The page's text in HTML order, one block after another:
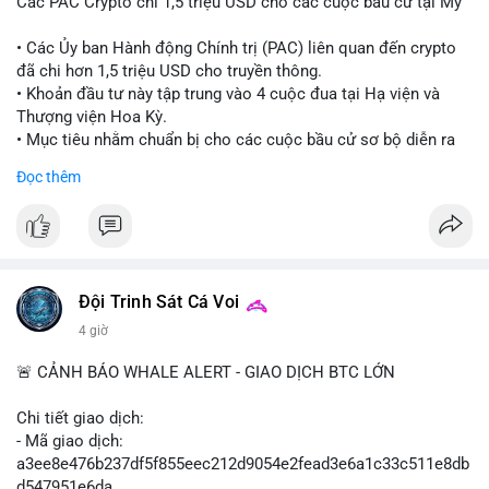
• Các Ủy ban Hành động Chính trị (PAC) liên quan đến crypto
đã chi hơn 1,5 triệu USD cho truyền thông.
• Khoản đầu tư này tập trung vào 4 cuộc đua tại Hạ viện và
Thượng viện Hoa Kỳ.
• Mục tiêu nhằm chuẩn bị cho các cuộc bầu cử sơ bộ diễn ra
#vlikevn #titanbot
Đọc thêm
Đội Trinh Sát Cá Voi
4 giờ
🚨 CẢNH BÁO WHALE ALERT - GIAO DỊCH BTC LỚN
Chi tiết giao dịch:
- Mã giao dịch:
a3ee8e476b237df5f855eec212d9054e2fead3e6a1c33c511e8db